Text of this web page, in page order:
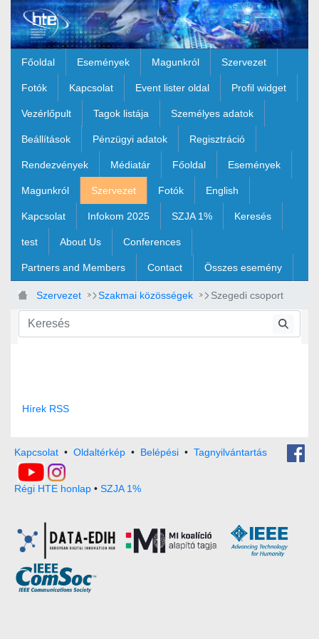
Ugrás a fő tartalomhoz
Főoldal Események Magunkról Szervezet
Fotók Kapcsolat Event lister oldal Profil widget
Vezérlőpult Tagok listája Személyes adatok
Beállítások Pénzügyi adatok Regisztráció
Rendezvények Médiatár Főoldal Események
Magunkról Szervezet Fotók English
Kapcsolat Infokom 2025 SZJA 1% Keresés
test About Us Conferences
Partners and Members Contact Összes esemény
Szervezet Szakmai közösségek Szegedi csoport
Hírek RSS
Kapcsolat • Oldaltérkép • Belépési • Tagnyilvántartás
Régi HTE honlap • SZJA 1%